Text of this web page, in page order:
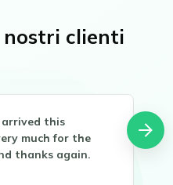
nostri clienti
arrived this
much for the
thanks again.